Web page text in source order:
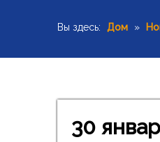
Вы здесь: Дом »
30